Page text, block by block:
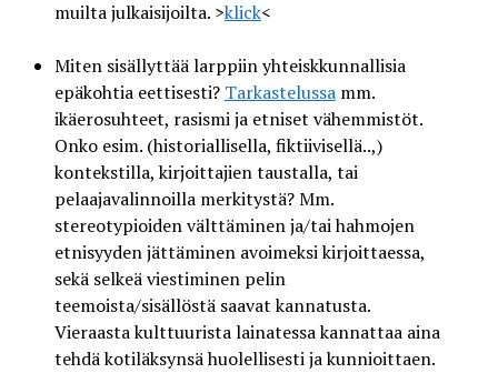
muilta julkaisijoilta. >klick<
Miten sisällyttää larppiin yhteiskkunnallisia
epäkohtia eettisesti? Tarkastelussamm.
ikäerosuhteet, rasismi ja etniset vähemmistöt.
Onko esim. (historiallisella, fiktiivisellä..,)
kontekstilla, kirjoittajien taustalla, tai
pelaajavalinnoilla merkitystä? Mm.
stereotypioiden välttäminen ja/tai hahmojen
etnisyyden jättäminen avoimeksi kirjoittaessa,
sekä selkeä viestiminen pelin
teemoista/sisällöstä saavat kannatusta.
Vieraasta kulttuurista lainatessa kannattaa aina
tehdä kotiläksynsä huolellisesti ja kunnioittaen.